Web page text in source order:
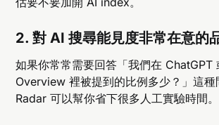
2. 對 AI 搜尋能見度非常在意的
如果你常常需要回答「我們在 ChatGPT
Overview 裡被提到的比例多少？」這種
Radar 可以幫你省下很多人工實驗時間。